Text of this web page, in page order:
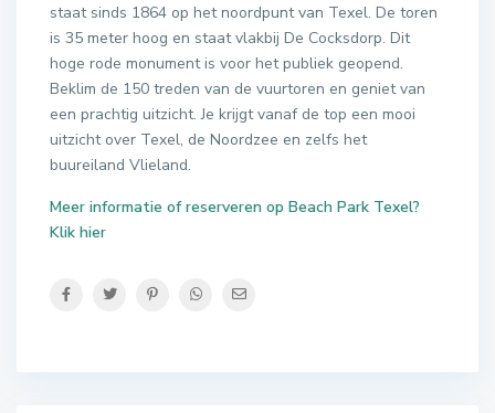
staat sinds 1864 op het noordpunt van Texel. De toren
is 35 meter hoog en staat vlakbij De Cocksdorp. Dit
hoge rode monument is voor het publiek geopend.
Beklim de 150 treden van de vuurtoren en geniet van
een prachtig uitzicht. Je krijgt vanaf de top een mooi
uitzicht over Texel, de Noordzee en zelfs het
buureiland Vlieland.
Meer informatie of reserveren op Beach Park Texel?
Klik hier